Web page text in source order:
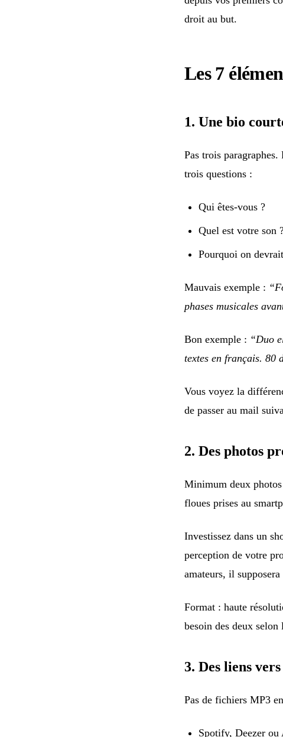
droit au but.
Les 7
1. Une bio
Pas trois
trois questions :
Qui êtes-vous ?
Quel est votre son
Pourquoi on
Mauvais exemple :
phases musicales
Bon exemple : “Duo
textes en français. 80
Vous voyez la
de passer au mail
2. Des photos
Minimum deux
floues prises au
Investissez dans un
perception de votre
amateurs, il
Format : haute
besoin des deux
3. Des liens
Pas de fichiers MP3
Spotify, Deezer